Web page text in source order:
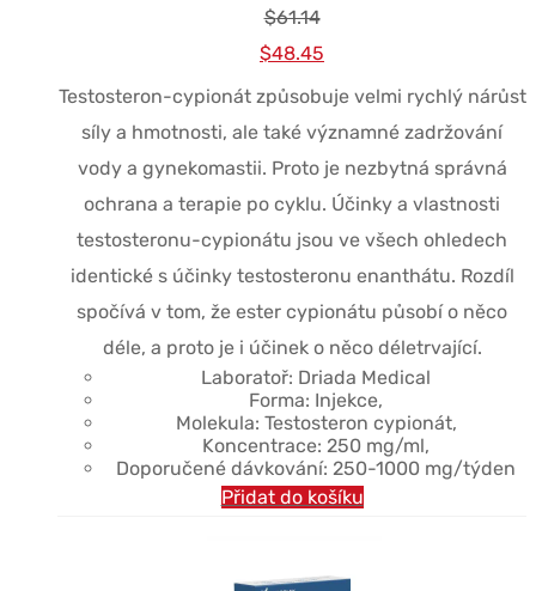
$61.14
Původní
cena
byla:
$61.14.
$48.45
cena
je:
$48.45.
Testosteron-cypionát způsobuje velmi rychlý nárůst
síly a hmotnosti, ale také významné zadržování
vody a gynekomastii. Proto je nezbytná správná
ochrana a terapie po cyklu. Účinky a vlastnosti
testosteronu-cypionátu jsou ve všech ohledech
identické s účinky testosteronu enanthátu. Rozdíl
spočívá v tom, že ester cypionátu působí o něco
déle, a proto je i účinek o něco déletrvající.
Laboratoř: Driada Medical
Forma: Injekce,
Molekula: Testosteron cypionát,
Koncentrace: 250 mg/ml,
Doporučené dávkování: 250-1000 mg/týden
Přidat do košíku